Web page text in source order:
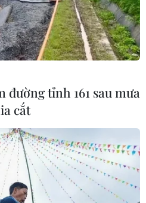
đường tỉnh 161 sau mưa
cắt